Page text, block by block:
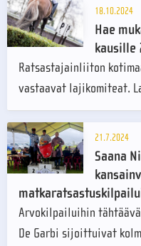
18.10.2024
Hae
kausille
Ratsastajainliiton
vastaavat lajikomiteat.
21.7.2024
Saana
Arvokilpailuihin tähtäävä
De Garbi sijoittuivat